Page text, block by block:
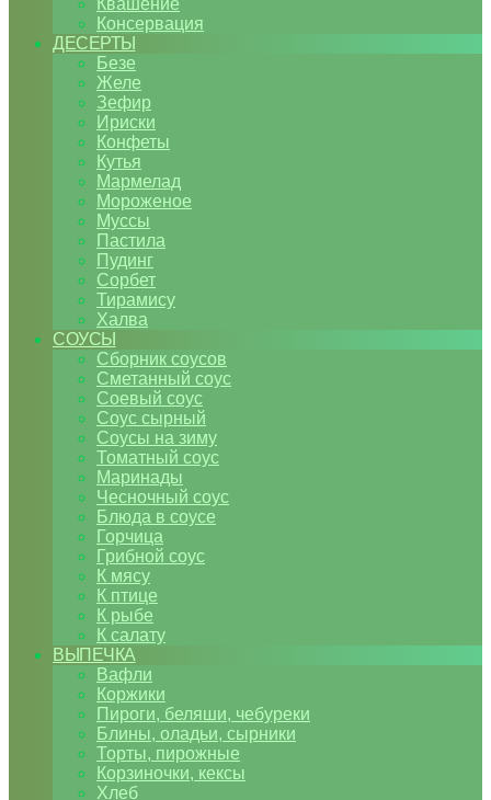
Квашение
Консервация
ДЕСЕРТЫ
Безе
Желе
Зефир
Ириски
Конфеты
Кутья
Мармелад
Мороженое
Муссы
Пастила
Пудинг
Сорбет
Тирамису
Халва
СОУСЫ
Сборник соусов
Сметанный соус
Соевый соус
Соус сырный
Соусы на зиму
Томатный соус
Маринады
Чесночный соус
Блюда в соусе
Горчица
Грибной соус
К мясу
К птице
К рыбе
К салату
ВЫПЕЧКА
Вафли
Коржики
Пироги, беляши, чебуреки
Блины, оладьи, сырники
Торты, пирожные
Корзиночки, кексы
Хлеб